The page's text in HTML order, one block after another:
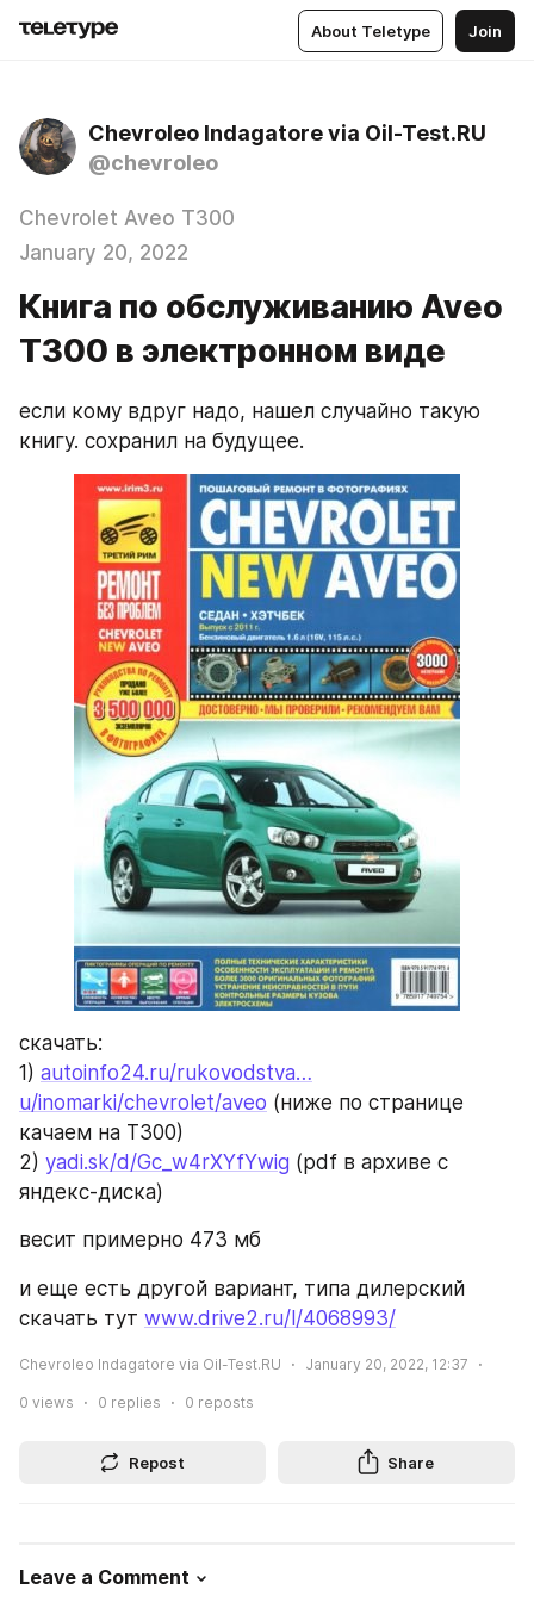
About Teletype Join
Chevroleo Indagatore via Oil-Test.RU
@chevroleo
Chevrolet Aveo T300
January 20, 2022
Книга по обслуживанию Aveo
T300 в электронном виде
если кому вдруг надо, нашел случайно такую
книгу. сохранил на будущее.
скачать:
1) autoinfo24.ru/rukovodstva…
u/inomarki/chevrolet/aveo (ниже по странице
качаем на T300)
2) yadi.sk/d/Gc_w4rXYfYwig (pdf в архиве с
яндекс-диска)
весит примерно 473 мб
и еще есть другой вариант, типа дилерский
скачать тут www.drive2.ru/l/4068993/
Chevroleo Indagatore via Oil-Test.RU January 20, 2022, 12:37
0 views 0 replies 0 reposts
Repost Share
Leave a Comment